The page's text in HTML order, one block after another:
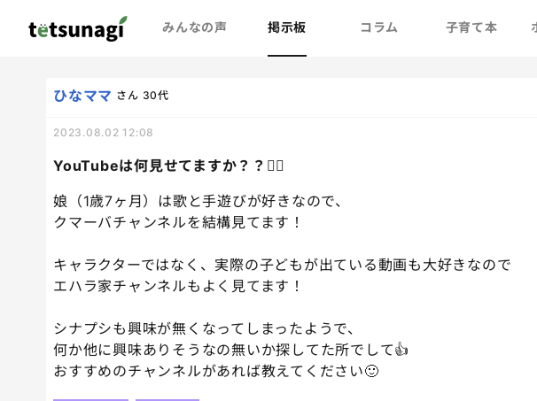
みんなの声 掲示板 コラム 子育て本
YouTubeは何見せてますか？？🙋‍♀️
ひなママ さん 30代
2023.08.02 12:08
娘（1歳7ヶ月）は歌と手遊びが好きなので、
クマーバチャンネルを結構見てます！
キャラクターではなく、実際の子どもが出ている動画も大好きなので
エハラ家チャンネルもよく見てます！
シナプシも興味が無くなってしまったようで、
何か他に興味ありそうなの無いか探してた所でして👍
おすすめのチャンネルがあれば教えてください🙂